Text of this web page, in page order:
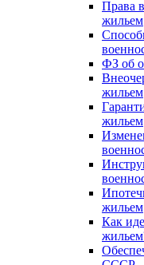
Права
жильем
ФЗ об
жильем
жильем
жильем
Как